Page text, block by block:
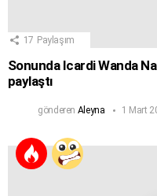
17 Paylaşım
Sonunda Icardi Wanda
paylaştı
gönderen Aleyna 1 Mart